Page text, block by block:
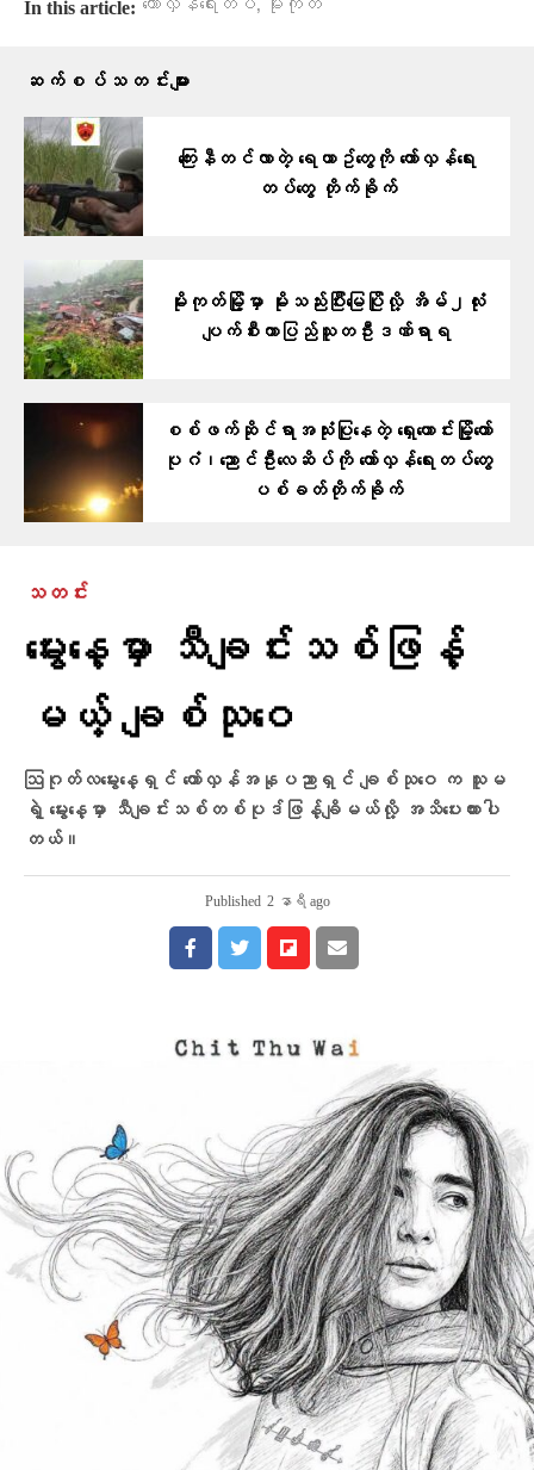
In this article:
ဆက်စပ်သတင်းများ
ကြေးနီတင်လာတဲ့ ရေယာဥ်တွေကို တော်လှန်ရေး
တပ်တွေ တိုက်ခိုက်
မိုးကုတ်မြို့မှာ မိုးသည်းပြီးမြေပြိုလို့ အိမ်၂လုံး
ပျက်စီးကာပြည်သူတဦးဒဏ်ရာရ
စစ်ဖက်ဆိုင်ရာအသုံးပြုနေတဲ့ ရှေးဟောင်းမြို့တော်
ပုဂံ၊ညောင်ဦးလေဆိပ်ကို တော်လှန်ရေးတပ်တွေ
ပစ်ခတ်တိုက်ခိုက်
သတင်း
မွေးနေ့မှာ သီချင်းသစ်ဖြန့်
မယ့် ချစ်သုဝေ
ဩဂုတ်လမွေးနေ့ရှင် တော်လှန်အနုပညာရှင် ချစ်သုဝေ က သူမ
ရဲ့ မွေးနေ့မှာ သီချင်းသစ်တစ်ပုဒ်ဖြန့်ချိမယ်လို့ အသိပေးထားပါ
တယ်။
Published 2 နာရီ ago